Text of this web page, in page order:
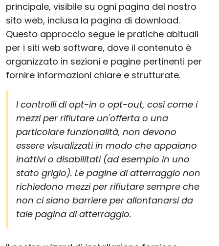
principale, visibile su ogni pagina del nostro
sito web, inclusa la pagina di download.
Questo approccio segue le pratiche abituali
per i siti web software, dove il contenuto è
organizzato in sezioni e pagine pertinenti per
fornire informazioni chiare e strutturate.
I controlli di opt-in o opt-out, così come i
mezzi per rifiutare un'offerta o una
particolare funzionalità, non devono
essere visualizzati in modo che appaiano
inattivi o disabilitati (ad esempio in uno
stato grigio). Le pagine di atterraggio non
richiedono mezzi per rifiutare sempre che
non ci siano barriere per allontanarsi da
tale pagina di atterraggio.